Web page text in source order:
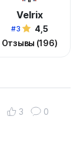
Velrix
#3
4,5
Отзывы (196)
3 0